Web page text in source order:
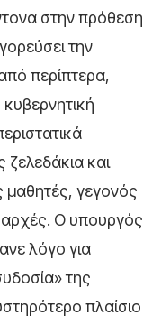
στην πρόθεση
την
περίπτερα,
κυβερνητική
και
μαθητές, γεγονός
Ο υπουργός
λόγο για
της
πλαίσιο